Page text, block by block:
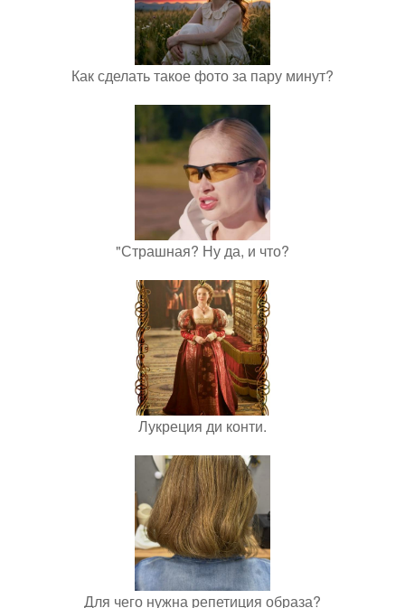
Как сделать такое фото за пару минут?
"Страшная? Ну да, и что?
Лукреция ди конти.
Для чего нужна репетиция образа?